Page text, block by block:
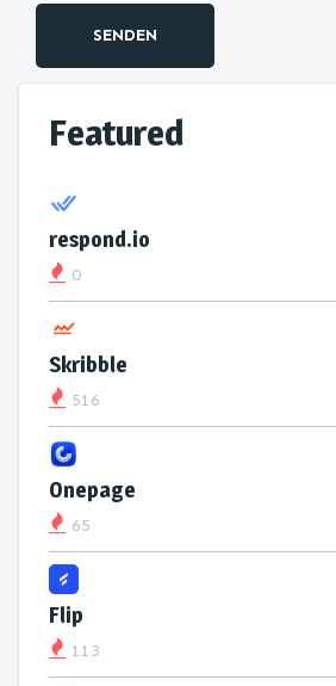
SENDEN
Featured
respond.io
0
Skribble
516
Onepage
65
Flip
113